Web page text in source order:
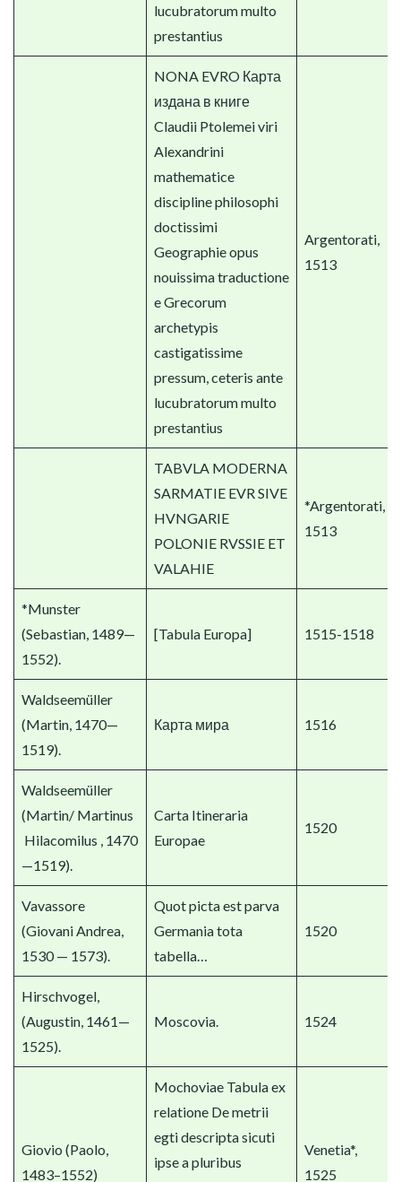
lucubratorum multo
prestantius
NONA EVRO Карта
издана в книге
Claudii Ptolemei viri
Alexandrini
mathematice
discipline philosophi
doctissimi
Geographie opus
nouissima traductione
e Grecorum
archetypis
castigatissime
pressum, ceteris ante
lucubratorum multo
prestantius
Argentorati,
1513
TABVLA MODERNA
SARMATIE EVR SIVE
HVNGARIE
POLONIE RVSSIE ET
VALAHIE
*Argentorati,
1513
*Munster
(Sebastian, 1489—
1552).
[Tabula Europa] 1515-1518
Waldseemüller
(Martin, 1470—
1519).
Карта мира 1516
Waldseemüller
(Martin/ Martinus
Hilacomilus , 1470
—1519).
Carta Itineraria
Europae
1520
Vavassore
(Giovani Andrea,
1530 — 1573).
Quot picta est parva
Germania tota
tabella…
1520
Hirschvogel,
(Augustin, 1461—
1525).
Moscovia. 1524
Giovio (Paolo,
1483–1552)
Mochoviae Tabula ex
relatione De metrii
egti descripta sicuti
ipse a pluribus
Venetia*,
1525